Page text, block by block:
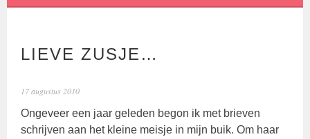
LIEVE ZUSJE…
17 augustus 2010
Ongeveer een jaar geleden begon ik met brieven
schrijven aan het kleine meisje in mijn buik. Om haar